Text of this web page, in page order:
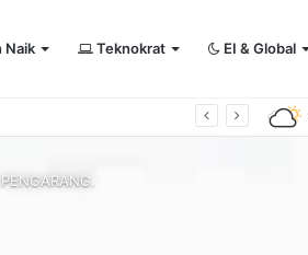
Naik Teknokrat EI & Global